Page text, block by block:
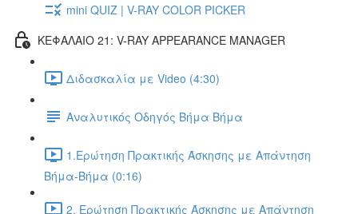
mini QUIZ | V-RAY COLOR PICKER
ΚΕΦΑΛΑΙΟ 21: V-RAY APPEARANCE MANAGER
Διδασκαλία με Video (4:30)
Αναλυτικός Οδηγός Βήμα Βήμα
1.Ερώτηση Πρακτικής Άσκησης με Απάντηση
Βήμα-Βήμα (0:16)
2. Ερώτηση Πρακτικής Άσκησης με Απάντηση